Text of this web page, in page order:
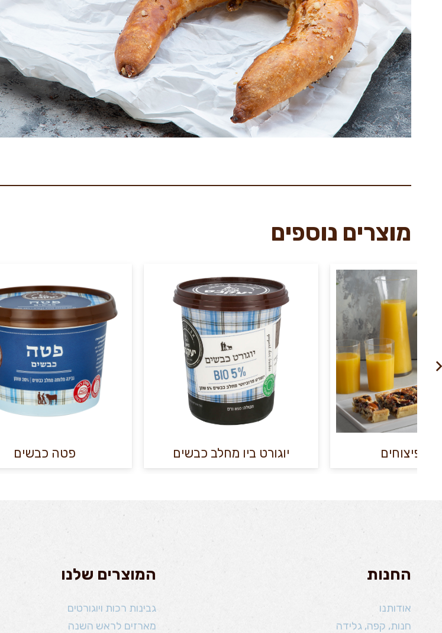
מוצרים נוספים
יוגורט ביו מחלב כבשים פטה כבשים
החנות
אודותנו
חנות, קפה, גלידה
המוצרים שלנו
גבינות רכות ויוגורטים
מארזים לראש השנה